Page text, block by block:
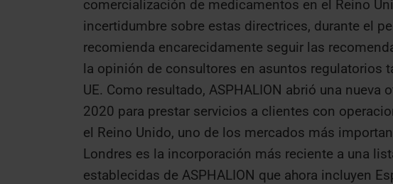
comercialización de medicamentos en el Reino
incertidumbre sobre estas directrices, durante el
recomienda encarecidamente seguir las
la opinión de consultores en asuntos regulatorios
UE. Como resultado, ASPHALION abrió una nueva
2020 para prestar servicios a clientes con
el Reino Unido, uno de los mercados más
Londres es la incorporación más reciente a una
establecidas de ASPHALION que ahora incluyen